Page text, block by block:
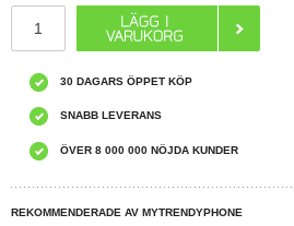
30 DAGARS ÖPPET KÖP
SNABB LEVERANS
ÖVER 8 000 000 NÖJDA KUNDER
REKOMMENDERADE AV MYTRENDYPHONE